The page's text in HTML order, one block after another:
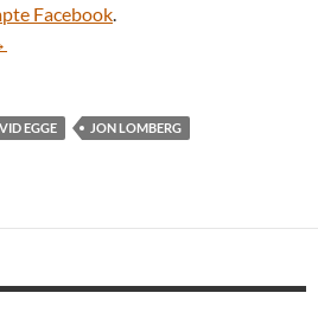
Facebook
: les (fausses) nébuleuses de
EGGE
JON LOMBERG